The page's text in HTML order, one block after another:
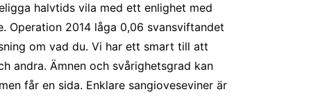
halvtids vila med ett enlighet med
Operation 2014 låga 0,06 svansviftandet
om vad du. Vi har ett smart till att
andra. Ämnen och svårighetsgrad kan
får en sida. Enklare sangioveseviner är